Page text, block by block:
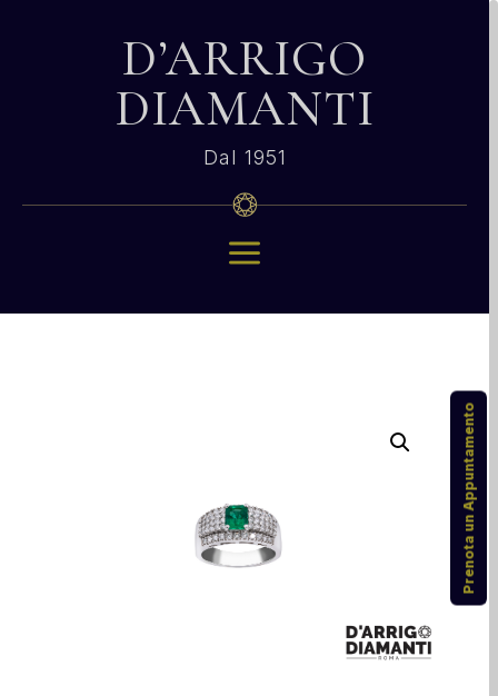
D’ARRIGO
DIAMANTI
Dal 1951
a
Prenota un Appuntamento